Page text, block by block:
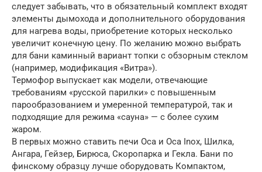
следует забывать, что в обязательный комплект входят
элементы дымохода и дополнительного оборудования
для нагрева воды, приобретение которых несколько
увеличит конечную цену. По желанию можно выбрать
для бани каминный вариант топки с обзорным стеклом
(например, модификация «Витра»).
Термофор выпускает как модели, отвечающие
требованиям «русской парилки» с повышенным
парообразованием и умеренной температурой, так и
подходящие для режима «сауна» — с более сухим
жаром.
В первых можно ставить печи Оса и Оса Inox, Шилка,
Ангара, Гейзер, Бирюса, Скоропарка и Гекла. Бани по
финскому образцу лучше оборудовать Компактом,